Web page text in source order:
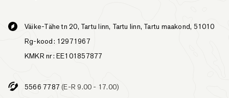
Väike-Tähe tn 20, Tartu linn, Tartu linn, Tartu maakond, 51010
Rg-kood: 12971967
KMKR nr: EE101857877
5566 7787 (E-R 9.00 - 17.00)